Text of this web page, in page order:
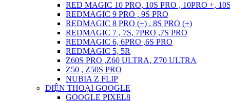
RED MAGIC 10 PRO, 10S PRO , 10PRO +,
REDMAGIC 9 PRO , 9S PRO
REDMAGIC 8 PRO (+) , 8S PRO (+)
REDMAGIC 7 , 7S, 7PRO ,7S PRO
REDMAGIC 6, 6PRO ,6S PRO
REDMAGIC 5, 5R
Z60S PRO ,Z60 ULTRA, Z70 ULTRA
Z50 , Z50S PRO
NUBIA Z FLIP
ĐIỆN THOẠI GOOGLE
GOOGLE PIXEL8